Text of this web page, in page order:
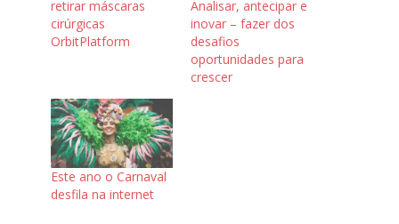
retirar máscaras
cirúrgicas
OrbitPlatform
Analisar, antecipar e
inovar – fazer dos
desafios
oportunidades para
crescer
Este ano o Carnaval
desfila na internet